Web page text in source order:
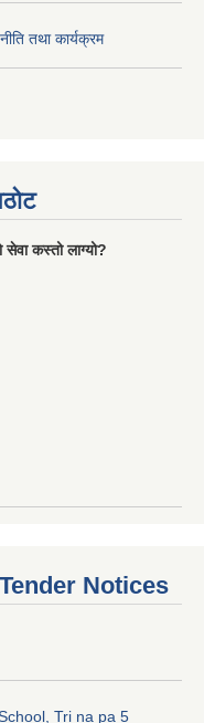
तथा कार्यक्रम
सेवा कस्तो लाग्यो?
Notices
Tri na pa 5